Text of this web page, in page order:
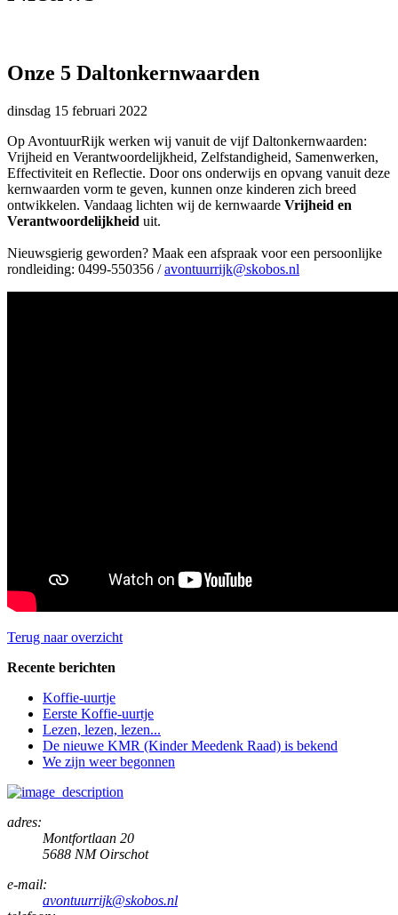
Onze 5 Daltonkernwaarden
dinsdag 15 februari 2022
Op AvontuurRijk werken wij vanuit de vijf Daltonkernwaarden:
Vrijheid en Verantwoordelijkheid, Zelfstandigheid, Samenwerken,
Effectiviteit en Reflectie. Door ons onderwijs en opvang vanuit deze
kernwaarden vorm te geven, kunnen onze kinderen zich breed
ontwikkelen. Vandaag lichten wij de kernwaarde Vrijheid en
Verantwoordelijkheid uit.
Nieuwsgierig geworden? Maak een afspraak voor een persoonlijke
rondleiding: 0499-550356 /avontuurrijk@skobos.nl
Terug naar overzicht
Recente berichten
Koffie-uurtje
Eerste Koffie-uurtje
Lezen, lezen, lezen...
De nieuwe KMR (Kinder Meedenk Raad) is bekend
We zijn weer begonnen
adres:
Montfortlaan 20
5688 NM Oirschot
e-mail:
avontuurrijk@skobos.nl